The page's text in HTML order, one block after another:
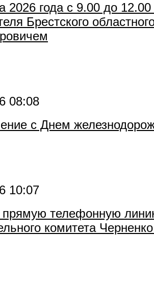
2026 года с 9.00 до
Брестского
08:08
с Днем
10:07
прямую телефонную
комитета